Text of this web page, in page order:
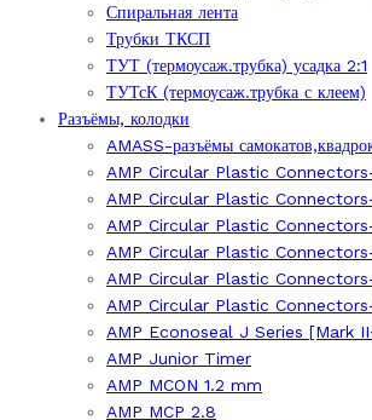
Спиральная лента
Трубки ТКСП
ТУТ (термоусаж.трубка) усадка 2:1
ТУТсК (термоусаж.трубка с клеем)
Разъёмы, колодки
AMASS-разъёмы
AMP Circular Plastic
AMP Circular Plastic
AMP Circular Plastic
AMP Circular Plastic
AMP Circular Plastic
AMP Circular Plastic
AMP Econoseal J Series [Mark
AMP Junior Timer
AMP MCON 1.2 mm
AMP MCP 2.8